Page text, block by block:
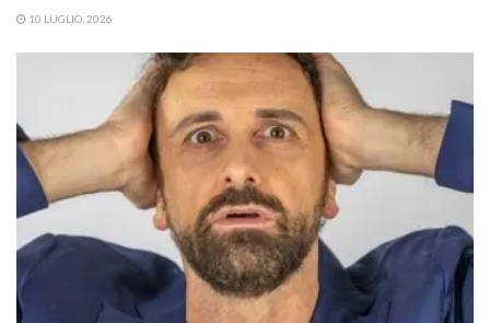
10 LUGLIO, 2026